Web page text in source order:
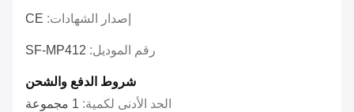
إصدار الشهادات: CE
رقم الموديل: SF-MP412
شروط الدفع والشحن
الحد الأدنى لكمية: 1 مجموعة